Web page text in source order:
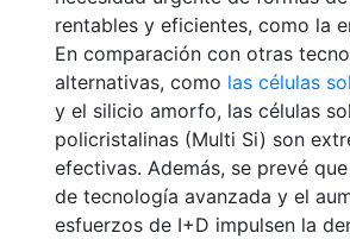
rentables y eficientes, como la
En comparación con otras
alternativas, como las células
y el silicio amorfo, las células
policristalinas (Multi Si) son
efectivas. Además, se prevé
de tecnología avanzada y el
esfuerzos de I+D impulsen la